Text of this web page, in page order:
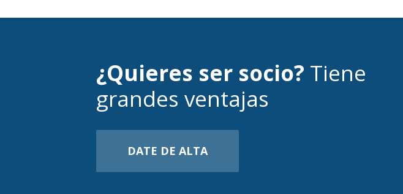
¿Quieres ser socio? Tiene
grandes ventajas
DATE DE ALTA